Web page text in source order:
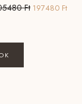
Ft Original
197480 Ft